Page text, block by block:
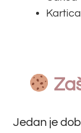
Jedan je